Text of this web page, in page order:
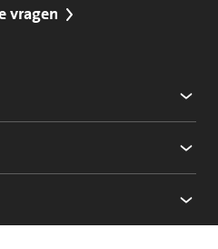
vragen